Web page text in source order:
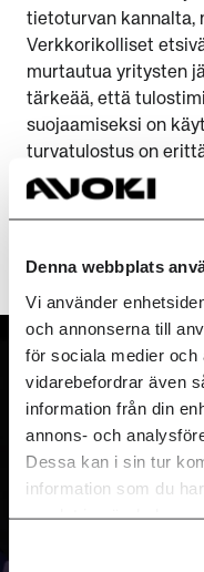
Denna webbplats
Vi använder
och annonserna till
för sociala medier
vidarebefordrar även
information från din
annons- och
Dessa kan i sin tur
information som du
samlat in när du har
tietoturvan kannalta,
Verkkorikolliset
murtautua yritysten
tärkeää, että
suojaamiseksi on
turvatulostus on
ratkaisu, jossa on
Se on myös
LUE LISÄÄ